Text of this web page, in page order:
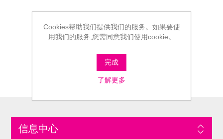
信息中心
Cookies帮助我们提供我们的服务。如果要使
用我们的服务,您需同意我们使用cookie。
完成
了解更多